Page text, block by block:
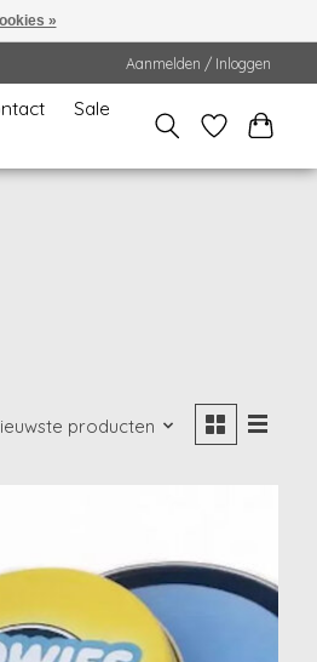
Aanmelden / Inloggen
Sale
producten
»